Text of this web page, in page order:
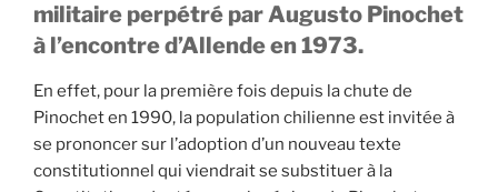
militaire perpétré par Augusto Pinochet
à l’encontre d’Allende en 1973.
En effet, pour la première fois depuis la chute de
Pinochet en 1990, la population chilienne est invitée à
se prononcer sur l’adoption d’un nouveau texte
constitutionnel qui viendrait se substituer à la